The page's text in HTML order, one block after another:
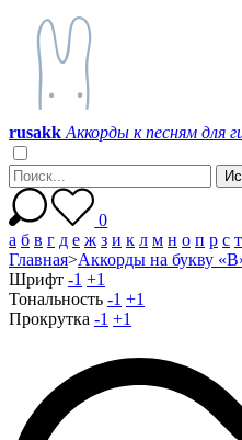
rusakk Аккорды к песням для
0
а б в г д е ж з и к л м н о п р с т
Главная>Аккорды на букву
Шрифт -1 +1
Тональность -1 +1
Прокрутка -1 +1